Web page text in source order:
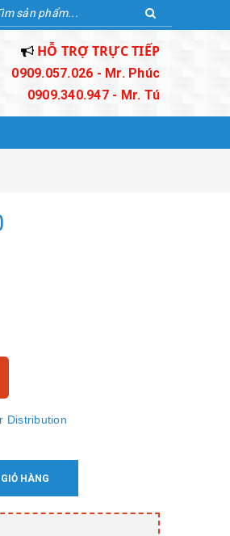
HỖ TRỢ TRỰC TIẾP
0909.057.026 - Mr. Phúc
0909.340.947 - Mr. Tú
Distribution
HÀNG